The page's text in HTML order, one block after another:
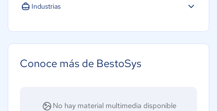
Industrias
Conoce más de BestoSys
No hay material multimedia disponible